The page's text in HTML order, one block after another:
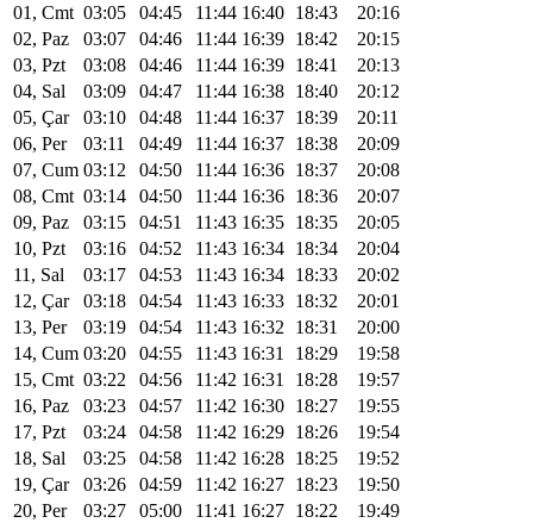
01, Cmt 03:05 04:45 11:44 16:40 18:43
20:16
02, Paz
03:07 04:46 11:44 16:39 18:42
20:15
03, Pzt
03:08 04:46 11:44 16:39 18:41
20:13
04, Sal
03:09 04:47 11:44 16:38 18:40
20:12
05, Çar
03:10 04:48 11:44 16:37 18:39
20:11
06, Per
03:11 04:49 11:44 16:37 18:38
20:09
07, Cum 03:12 04:50 11:44 16:36 18:37
20:08
08, Cmt 03:14 04:50 11:44 16:36 18:36
20:07
09, Paz
03:15 04:51 11:43 16:35 18:35
20:05
10, Pzt
03:16 04:52 11:43 16:34 18:34
20:04
11, Sal
03:17 04:53 11:43 16:34 18:33
20:02
12, Çar
03:18 04:54 11:43 16:33 18:32
20:01
13, Per
03:19 04:54 11:43 16:32 18:31
20:00
14, Cum 03:20 04:55 11:43 16:31 18:29
19:58
15, Cmt 03:22 04:56 11:42 16:31 18:28
19:57
16, Paz
03:23 04:57 11:42 16:30 18:27
19:55
17, Pzt
03:24 04:58 11:42 16:29 18:26
19:54
18, Sal
03:25 04:58 11:42 16:28 18:25
19:52
19, Çar
03:26 04:59 11:42 16:27 18:23
19:50
20, Per
03:27 05:00 11:41 16:27 18:22
19:49